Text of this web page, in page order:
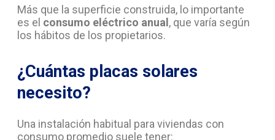
Más que la superficie construida, lo importante
es el consumo eléctrico anual, que varía según
los hábitos de los propietarios.
¿Cuántas placas solares
necesito?
Una instalación habitual para viviendas con
consumo promedio suele tener: